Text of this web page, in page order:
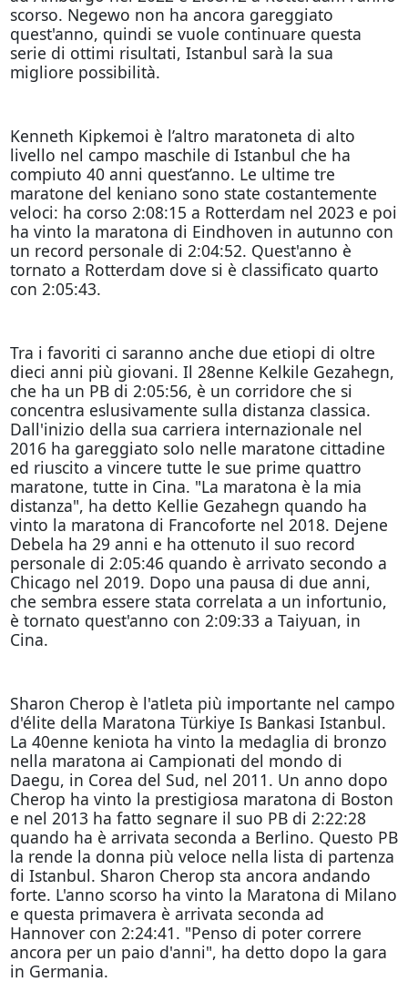
scorso. Negewo non ha ancora gareggiato
quest'anno, quindi se vuole continuare questa
serie di ottimi risultati, Istanbul sarà la sua
migliore possibilità.
Kenneth Kipkemoi è l’altro maratoneta di alto
livello nel campo maschile di Istanbul che ha
compiuto 40 anni quest’anno. Le ultime tre
maratone del keniano sono state costantemente
veloci: ha corso 2:08:15 a Rotterdam nel 2023 e poi
ha vinto la maratona di Eindhoven in autunno con
un record personale di 2:04:52. Quest'anno è
tornato a Rotterdam dove si è classificato quarto
con 2:05:43.
Tra i favoriti ci saranno anche due etiopi di oltre
dieci anni più giovani. Il 28enne Kelkile Gezahegn,
che ha un PB di 2:05:56, è un corridore che si
concentra eslusivamente sulla distanza classica.
Dall'inizio della sua carriera internazionale nel
2016 ha gareggiato solo nelle maratone cittadine
ed riuscito a vincere tutte le sue prime quattro
maratone, tutte in Cina. "La maratona è la mia
distanza", ha detto Kellie Gezahegn quando ha
vinto la maratona di Francoforte nel 2018. Dejene
Debela ha 29 anni e ha ottenuto il suo record
personale di 2:05:46 quando è arrivato secondo a
Chicago nel 2019. Dopo una pausa di due anni,
che sembra essere stata correlata a un infortunio,
è tornato quest'anno con 2:09:33 a Taiyuan, in
Cina.
Sharon Cherop è l'atleta più importante nel campo
d'élite della Maratona Türkiye Is Bankasi Istanbul.
La 40enne keniota ha vinto la medaglia di bronzo
nella maratona ai Campionati del mondo di
Daegu, in Corea del Sud, nel 2011. Un anno dopo
Cherop ha vinto la prestigiosa maratona di Boston
e nel 2013 ha fatto segnare il suo PB di 2:22:28
quando ha è arrivata seconda a Berlino. Questo PB
la rende la donna più veloce nella lista di partenza
di Istanbul. Sharon Cherop sta ancora andando
forte. L'anno scorso ha vinto la Maratona di Milano
e questa primavera è arrivata seconda ad
Hannover con 2:24:41. "Penso di poter correre
ancora per un paio d'anni", ha detto dopo la gara
in Germania.